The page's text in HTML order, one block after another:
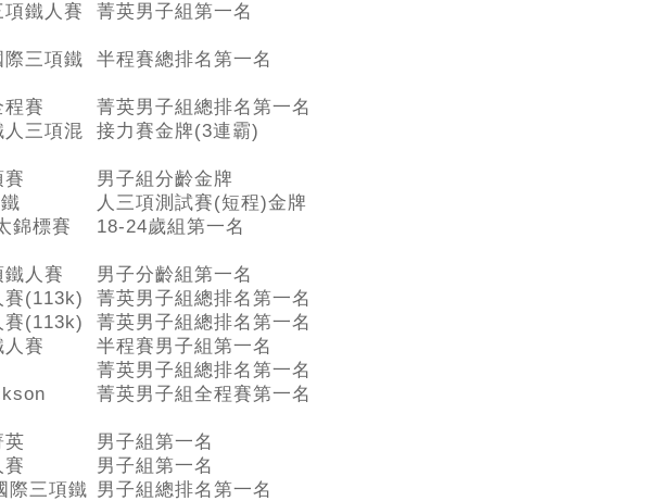
鐵人賽
菁英男子組第一名
三項鐵
半程賽總排名第一名
賽
菁英男子組總排名第一名
三項混
接力賽金牌(3連霸)
男子組分齡金牌
人三項測試賽(短程)金牌
錦標賽
18-24歲組第一名
人賽
男子分齡組第一名
賽(113k)
菁英男子組總排名第一名
賽(113k)
菁英男子組總排名第一名
賽
半程賽男子組第一名
菁英男子組總排名第一名
菁英男子組全程賽第一名
英
男子組第一名
男子組第一名
際三項鐵 男子組總排名第一名